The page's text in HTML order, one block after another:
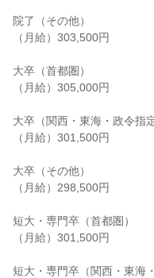
院了（その他）
（月給）303,500円
大卒（首都圏）
（月給）305,000円
大卒（関西・東海・政令指
（月給）301,500円
大卒（その他）
（月給）298,500円
短大・専門卒（首都圏）
（月給）301,500円
短大・専門卒（関西・東海